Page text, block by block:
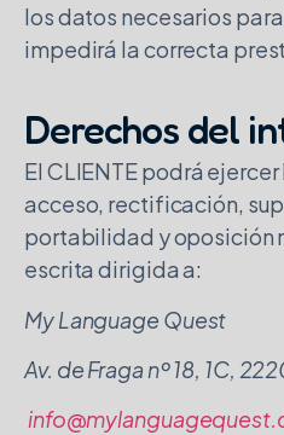
los datos necesarios
impedirá la correcta
Derechos del
El CLIENTE podrá
acceso, rectificación,
portabilidad y oposición
escrita dirigida a:
My Language Quest
Av. de Fraga nº 18, 1C,